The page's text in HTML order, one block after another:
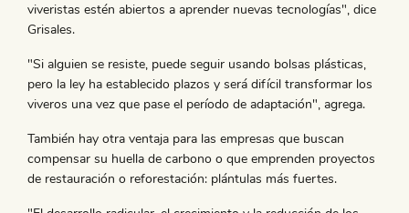
viveristas estén abiertos a aprender nuevas tecnologías", dice
Grisales.
"Si alguien se resiste, puede seguir usando bolsas plásticas,
pero la ley ha establecido plazos y será difícil transformar los
viveros una vez que pase el período de adaptación", agrega.
También hay otra ventaja para las empresas que buscan
compensar su huella de carbono o que emprenden proyectos
de restauración o reforestación: plántulas más fuertes.